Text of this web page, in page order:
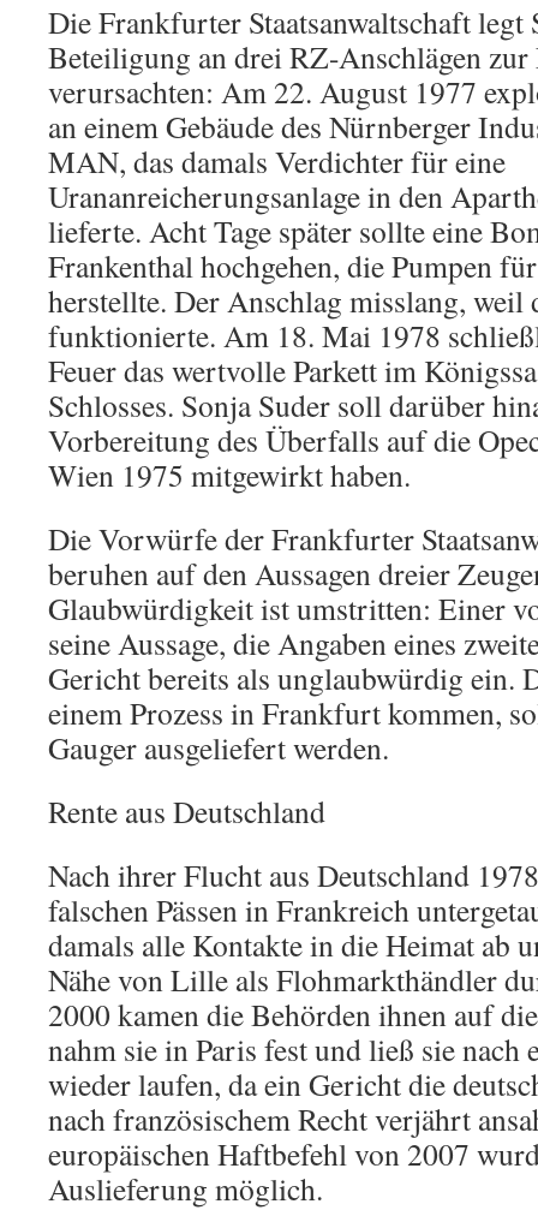
Die Frankfurter Staatsanwaltschaft legt
Beteiligung an drei RZ-Anschlägen zur
verursachten: Am 22. August 1977
an einem Gebäude des Nürnberger
MAN, das damals Verdichter für eine
Urananreicherungsanlage in den
lieferte. Acht Tage später sollte eine
Frankenthal hochgehen, die Pumpen
herstellte. Der Anschlag misslang, weil
funktionierte. Am 18. Mai 1978
Feuer das wertvolle Parkett im
Schlosses. Sonja Suder soll darüber
Vorbereitung des Überfalls auf die
Wien 1975 mitgewirkt haben.
Die Vorwürfe der Frankfurter
beruhen auf den Aussagen dreier
Glaubwürdigkeit ist umstritten: Einer
seine Aussage, die Angaben eines
Gericht bereits als unglaubwürdig ein.
einem Prozess in Frankfurt kommen,
Gauger ausgeliefert werden.
Rente aus Deutschland
Nach ihrer Flucht aus Deutschland
falschen Pässen in Frankreich
damals alle Kontakte in die Heimat ab
Nähe von Lille als Flohmarkthändler
2000 kamen die Behörden ihnen auf
nahm sie in Paris fest und ließ sie nach
wieder laufen, da ein Gericht die
nach französischem Recht verjährt
europäischen Haftbefehl von 2007
Auslieferung möglich.